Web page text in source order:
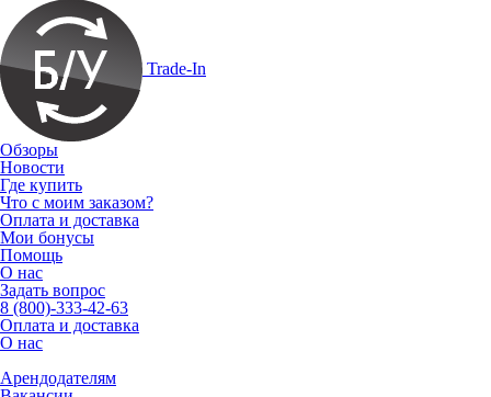
Trade-In
Обзоры
Новости
Где купить
Что с моим заказом?
Оплата и доставка
Мои бонусы
Помощь
О нас
Задать вопрос
8 (800)-333-42-63
Оплата и доставка
О нас
Арендодателям